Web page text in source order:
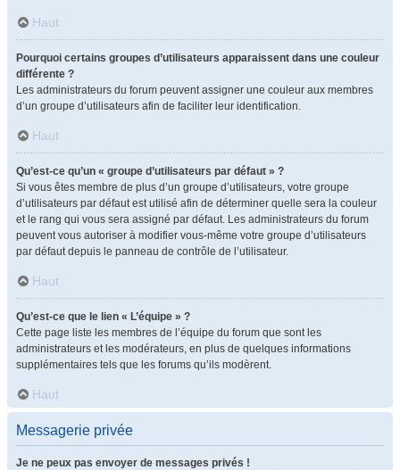
Haut
Pourquoi certains groupes d’utilisateurs apparaissent dans une couleur
différente ?
Les administrateurs du forum peuvent assigner une couleur aux membres
d’un groupe d’utilisateurs afin de faciliter leur identification.
Haut
Qu’est-ce qu’un « groupe d’utilisateurs par défaut » ?
Si vous êtes membre de plus d’un groupe d’utilisateurs, votre groupe
d’utilisateurs par défaut est utilisé afin de déterminer quelle sera la couleur
et le rang qui vous sera assigné par défaut. Les administrateurs du forum
peuvent vous autoriser à modifier vous-même votre groupe d’utilisateurs
par défaut depuis le panneau de contrôle de l’utilisateur.
Haut
Qu’est-ce que le lien « L’équipe » ?
Cette page liste les membres de l’équipe du forum que sont les
administrateurs et les modérateurs, en plus de quelques informations
supplémentaires tels que les forums qu’ils modèrent.
Haut
Messagerie privée
Je ne peux pas envoyer de messages privés !